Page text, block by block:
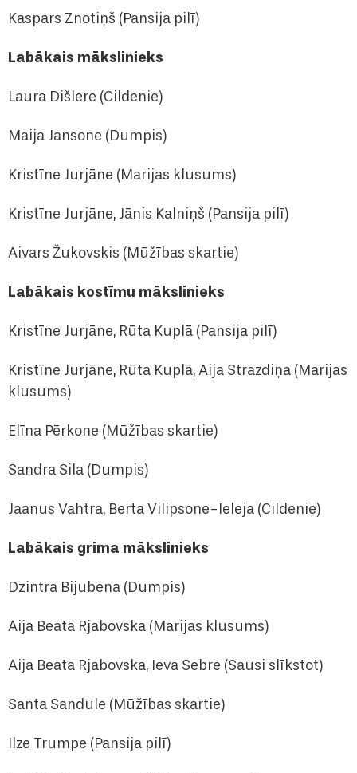
Kaspars Znotiņš (Pansija pilī)
Labākais mākslinieks
Laura Dišlere (Cildenie)
Maija Jansone (Dumpis)
Kristīne Jurjāne (Marijas klusums)
Kristīne Jurjāne, Jānis Kalniņš (Pansija pilī)
Aivars Žukovskis (Mūžības skartie)
Labākais kostīmu mākslinieks
Kristīne Jurjāne, Rūta Kuplā (Pansija pilī)
Kristīne Jurjāne, Rūta Kuplā, Aija Strazdiņa (Marijas
klusums)
Elīna Pērkone (Mūžības skartie)
Sandra Sila (Dumpis)
Jaanus Vahtra, Berta Vilipsone-Ieleja (Cildenie)
Labākais grima mākslinieks
Dzintra Bijubena (Dumpis)
Aija Beata Rjabovska (Marijas klusums)
Aija Beata Rjabovska, Ieva Sebre (Sausi slīkstot)
Santa Sandule (Mūžības skartie)
Ilze Trumpe (Pansija pilī)